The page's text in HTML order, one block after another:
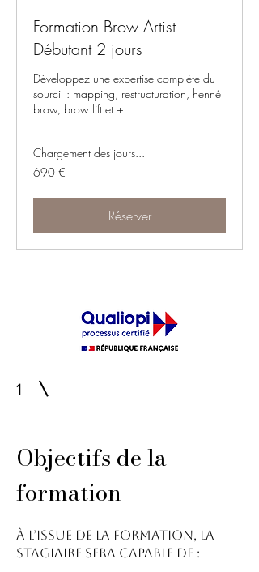
Formation Brow Artist
Débutant 2 jours
Développez une expertise complète du
sourcil : mapping, restructuration, henné
brow, brow lift et +
Chargement des jours...
690
euros
690 €
Réserver
1
Objectifs de la
formation
À l’issue de la formation, la
stagiaire sera capable de :